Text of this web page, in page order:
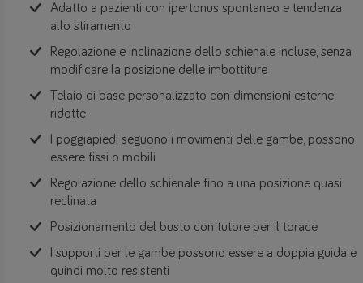
Adatto a pazienti con ipertonus spontaneo e tendenza
allo stiramento
Regolazione e inclinazione dello schienale incluse, senza
modificare la posizione delle imbottiture
Telaio di base personalizzato con dimensioni esterne
ridotte
I poggiapiedi seguono i movimenti delle gambe, possono
essere fissi o mobili
Regolazione dello schienale fino a una posizione quasi
reclinata
Posizionamento del busto con tutore per il torace
I supporti per le gambe possono essere a doppia guida e
quindi molto resistenti